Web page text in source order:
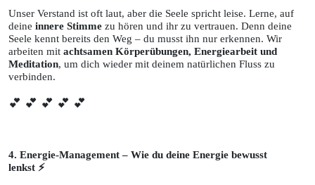
Unser Verstand ist oft laut, aber die Seele spricht leise. Lerne, auf
deine innere Stimme zu hören und ihr zu vertrauen. Denn deine
Seele kennt bereits den Weg – du musst ihn nur erkennen. Wir
arbeiten mit achtsamen Körperübungen, Energiearbeit und
Meditation, um dich wieder mit deinem natürlichen Fluss zu
verbinden.
💕 💕 💕 💕 💕
4. Energie-Management – Wie du deine Energie bewusst
lenkst ⚡